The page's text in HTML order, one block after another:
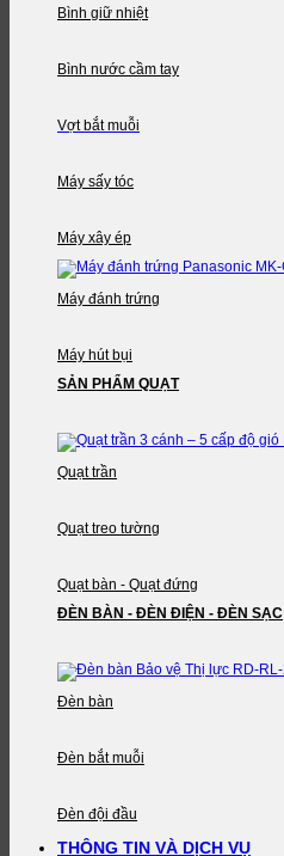
Bình giữ nhiệt
Bình nước cầm tay
Vợt bắt muỗi
Máy sấy tóc
Máy xây ép
Máy đánh trứng
Máy hút bụi
SẢN PHẨM QUẠT
Quạt trần
Quạt treo tường
Quạt bàn - Quạt đứng
ĐÈN BÀN - ĐÈN ĐIỆN - ĐÈN SẠC
Đèn bàn
Đèn bắt muỗi
Đèn đội đầu
THÔNG TIN VÀ DỊCH VỤ